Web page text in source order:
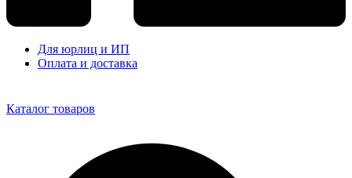
Для юрлиц и ИП
Оплата и доставка
Каталог товаров